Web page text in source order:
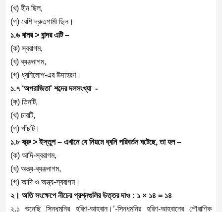
(খ) হীন ছিল,
(গ) বেশি দ্রুতগামী ছিল।
১.৬ বানর > বান্দর এটি –
(ক) স্বরাগম,
(খ) ব্যঞ্জনাগম,
(গ) ধ্বনিলোপ-এর উদাহরণ।
১.৭ ‘অপরাজিতা' শব্দের দলসংখ্যা -
(ক) তিনটি,
(খ) চারটি,
(গ) পাঁচটি।
১.৮ স্ক্রু > ইস্তুপ – এখানে যে নিয়মে ধ্বনি পরিবর্তন ঘটেছে, তা হল –
(ক) আদি-স্বরাগম,
(খ) অন্ত্য-ব্যঞ্জনাগম,
(গ) আদি ও অন্ত্য-স্বরাগম।
২। অতি সংক্ষেপে নীচের প্রশ্নগুলির উত্তর দাও : ১ × ১৪ = ১৪
২.১ শুনেছি সিন্ধুমুনির হরিণ-আহ্বান।’-সিন্ধুমুনির হরিণ-আহ্বানের পৌরাণিক